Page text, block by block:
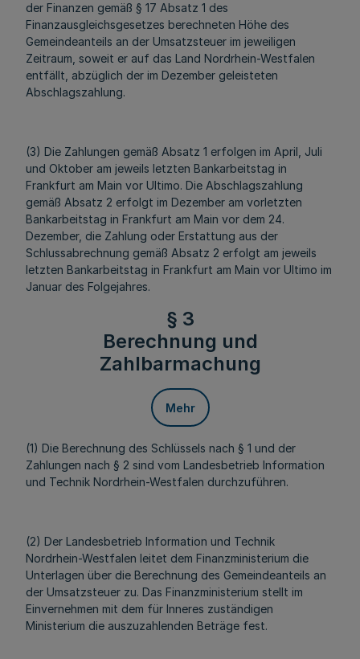
der Finanzen gemäß § 17 Absatz 1 des
Finanzausgleichsgesetzes berechneten Höhe des
Gemeindeanteils an der Umsatzsteuer im jeweiligen
Zeitraum, soweit er auf das Land Nordrhein-Westfalen
entfällt, abzüglich der im Dezember geleisteten
Abschlagszahlung.
(3) Die Zahlungen gemäß Absatz 1 erfolgen im April, Juli
und Oktober am jeweils letzten Bankarbeitstag in
Frankfurt am Main vor Ultimo. Die Abschlagszahlung
gemäß Absatz 2 erfolgt im Dezember am vorletzten
Bankarbeitstag in Frankfurt am Main vor dem 24.
Dezember, die Zahlung oder Erstattung aus der
Schlussabrechnung gemäß Absatz 2 erfolgt am jeweils
letzten Bankarbeitstag in Frankfurt am Main vor Ultimo im
Januar des Folgejahres.
§ 3
Berechnung und
Zahlbarmachung
Mehr
(1) Die Berechnung des Schlüssels nach § 1 und der
Zahlungen nach § 2 sind vom Landesbetrieb Information
und Technik Nordrhein-Westfalen durchzuführen.
(2) Der Landesbetrieb Information und Technik
Nordrhein-Westfalen leitet dem Finanzministerium die
Unterlagen über die Berechnung des Gemeindeanteils an
der Umsatzsteuer zu. Das Finanzministerium stellt im
Einvernehmen mit dem für Inneres zuständigen
Ministerium die auszuzahlenden Beträge fest.